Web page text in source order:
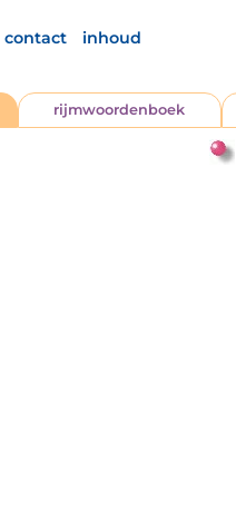
contact inhoud
rijmwoordenboek